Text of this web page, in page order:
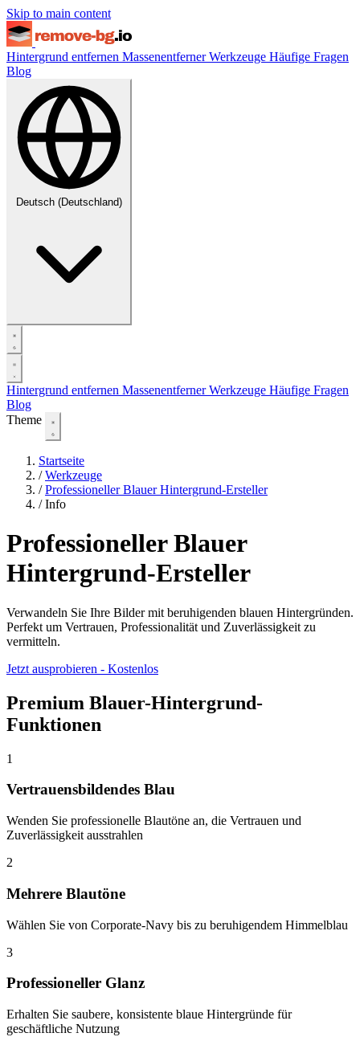
Skip to main content
Hintergrund entfernen MassenentfernerWerkzeuge Häufige Fragen
Blog
Deutsch (Deutschland)
Hintergrund entfernen MassenentfernerWerkzeuge Häufige Fragen
Blog
Theme
Startseite
/ Werkzeuge
/ Professioneller Blauer Hintergrund-Ersteller
/ Info
Professioneller Blauer
Hintergrund-Ersteller
Verwandeln Sie Ihre Bilder mit beruhigenden blauen Hintergründen.
Perfekt um Vertrauen, Professionalität und Zuverlässigkeit zu
vermitteln.
Jetzt ausprobieren - Kostenlos
Premium Blauer-Hintergrund-
Funktionen
1
Vertrauensbildendes Blau
Wenden Sie professionelle Blautöne an, die Vertrauen und
Zuverlässigkeit ausstrahlen
2
Mehrere Blautöne
Wählen Sie von Corporate-Navy bis zu beruhigendem Himmelblau
3
Professioneller Glanz
Erhalten Sie saubere, konsistente blaue Hintergründe für
geschäftliche Nutzung